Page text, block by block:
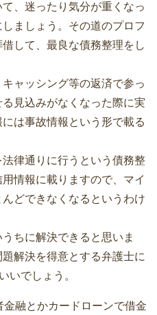
、迷ったり気分が重くなっ
ましょう。その道のプロフ
して、最良な債務整理をし
ャッシング等の返済で参っ
見込みがなくなった際に実
は事故情報という形で載る
律通りに行うという債務整
情報に載りますので、マイ
どできなくなるというわけ
ちに解決できると思いま
解決を得意とする弁護士に
いでしょう。
融とかカードローンで借金